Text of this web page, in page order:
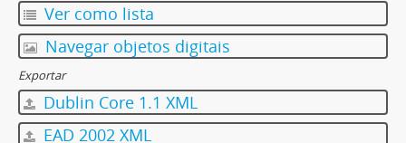
Ver como lista
Navegar objetos digitais
Exportar
Dublin Core 1.1 XML
EAD 2002 XML